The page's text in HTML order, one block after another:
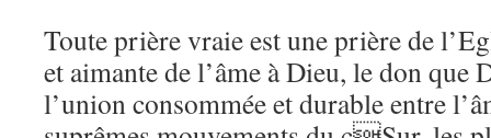
Toute prière vraie est une prière de
et aimante de l’âme à Dieu, le don que
l’union consommée et durable entre